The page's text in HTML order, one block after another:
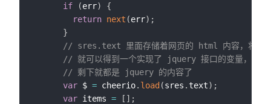
if
(err)
{
return next (err) ;
}
// sres.text 里面存储着网页的 html 内容，将它
// 就可以得到一个实现了 jquery 接口的变量，我
// 剩下就都是 jquery 的内容了
var $ = cheerio. load (sres . text) ;
var items = [ ] ;